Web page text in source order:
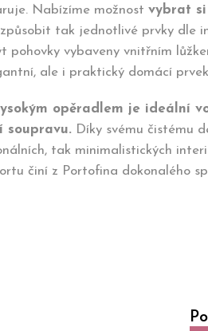
Nabízíme možnost vybrat
tak jednotlivé prvky dle
pohovky vybaveny vnitřním
ale i praktický domácí
opěradlem je ideální
soupravu. Díky svému čistému
tak minimalistických
činí z Portofina dokonalého